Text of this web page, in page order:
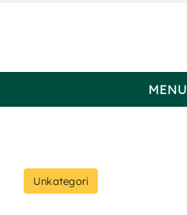
MENU
Profil Pengadilan
Unkategori